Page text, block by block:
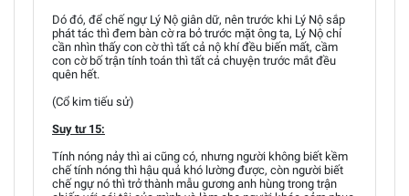
Dó đó, để chế ngự Lý Nộ giân dữ, nên trước khi Lý Nộ sắp
phát tác thì đem bàn cờ ra bỏ trước mặt ông ta, Lý Nộ chỉ
cần nhìn thấy con cờ thì tất cả nộ khí đều biến mất, cầm
con cờ bố trận tính toán thì tất cả chuyện trước mắt đều
quên hết.
(Cổ kim tiếu sử)
Suy tư 15:
Tính nóng nảy thì ai cũng có, nhưng người không biết kềm
chế tính nóng thì hậu quả khó lường được, còn người biết
chế ngự nó thì trở thành mẫu gương anh hùng trong trận